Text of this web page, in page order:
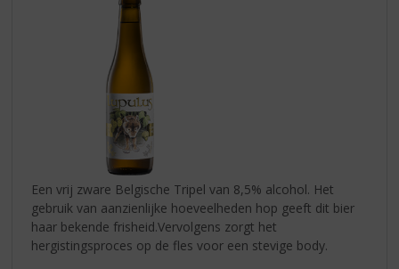
Een vrij zware Belgische Tripel van 8,5% alcohol. Het
gebruik van aanzienlijke hoeveelheden hop geeft dit bier
haar bekende frisheid.Vervolgens zorgt het
hergistingsproces op de fles voor een stevige body.